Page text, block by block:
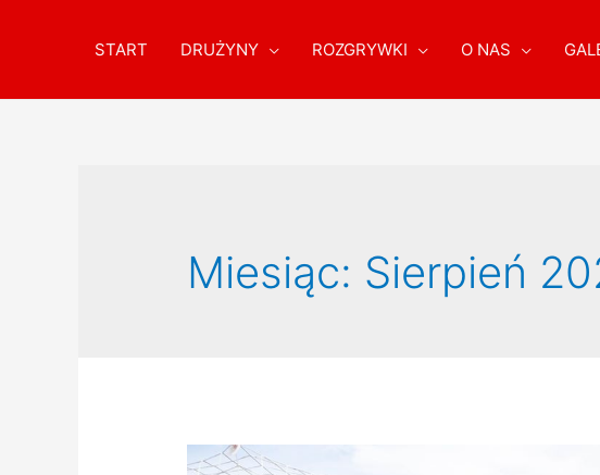
START DRUŻYNY ROZGRYWKI O NAS
Miesiąc: Sierpień